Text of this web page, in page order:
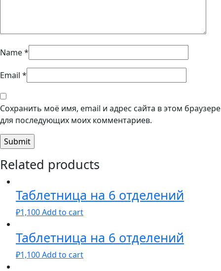
Name*
Email *
Сохранить моё имя, email и адрес сайта в этом браузере
для последующих моих комментариев.
Related products
Таблетница на 6 отделений
₽1,100Add to cart
Таблетница на 6 отделений
₽1,100Add to cart